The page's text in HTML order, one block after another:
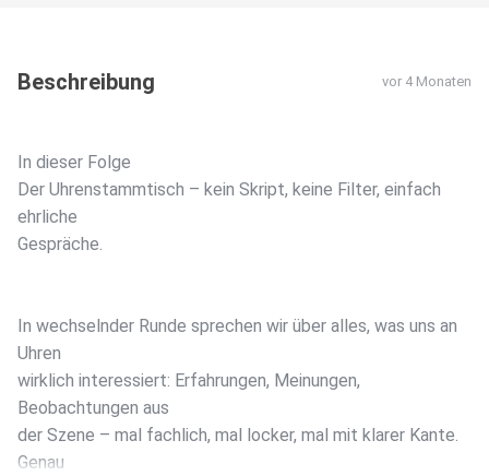
Beschreibung vor 4 Monaten
In dieser Folge
Der Uhrenstammtisch – kein Skript, keine Filter, einfach
ehrliche
Gespräche.
In wechselnder Runde sprechen wir über alles, was uns an
Uhren
wirklich interessiert: Erfahrungen, Meinungen,
Beobachtungen aus
der Szene – mal fachlich, mal locker, mal mit klarer Kante.
Genau